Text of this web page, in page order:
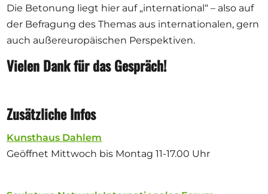
Die Betonung liegt hier auf „international“ – also auf
der Befragung des Themas aus internationalen, gern
auch außereuropäischen Perspektiven.
Vielen Dank für das Gespräch!
Zusätzliche Infos
Kunsthaus Dahlem
Geöffnet Mittwoch bis Montag 11-17.00 Uhr